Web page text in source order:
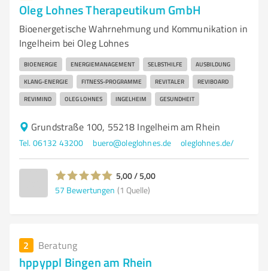
Oleg Lohnes Therapeutikum GmbH
Bioenergetische Wahrnehmung und Kommunikation in
Ingelheim bei Oleg Lohnes
BIOENERGIE ENERGIEMANAGEMENT SELBSTHILFE AUSBILDUNG
KLANG-ENERGIE FITNESS-PROGRAMME REVITALER REVIBOARD
REVIMIND OLEG LOHNES INGELHEIM GESUNDHEIT
Grundstraße 100, 55218 Ingelheim am Rhein
Tel. 06132 43200 buero@oleglohnes.de oleglohnes.de/
5,00 / 5,00
57 Bewertungen (1 Quelle)
2 Beratung
hppyppl Bingen am Rhein